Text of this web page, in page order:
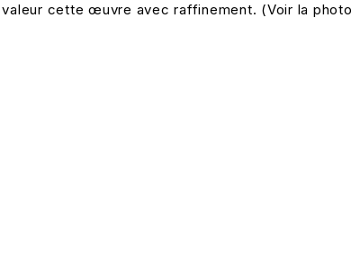
cette œuvre avec raffinement. (Voir la photo